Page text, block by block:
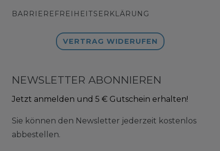
BARRIEREFREIHEITSERKLÄRUNG
VERTRAG WIDERUFEN
NEWSLETTER ABONNIEREN
Jetzt anmelden und 5 € Gutschein erhalten!
Sie können den Newsletter jederzeit kostenlos
abbestellen.